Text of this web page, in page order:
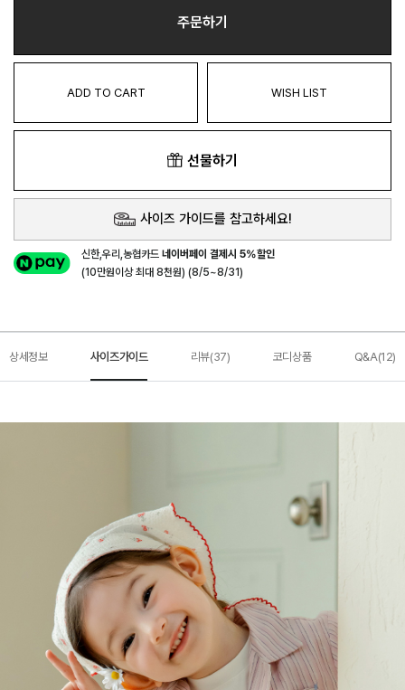
주문하기
ADD TO CART WISH LIST
선물하기
사이즈 가이드를 참고하세요!
신한,우리,농협카드네이버페이 결제시 5%할인
(10만원이상 최대 8천원) (8/5~8/31)
상세정보 사이즈가이드 리뷰(37) 코디상품 Q&A(12)